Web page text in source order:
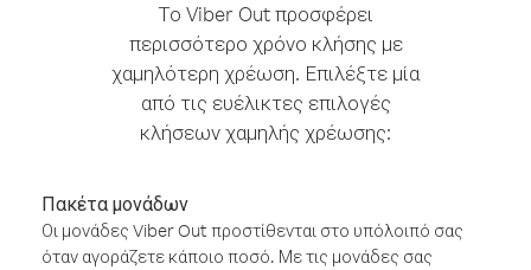
Το Viber Out προσφέρει
περισσότερο χρόνο κλήσης με
χαμηλότερη χρέωση. Επιλέξτε μία
από τις ευέλικτες επιλογές
κλήσεων χαμηλής χρέωσης:
Πακέτα μονάδων
Οι μονάδες Viber Out προστίθενται στο υπόλοιπό σας
όταν αγοράζετε κάποιο ποσό. Με τις μονάδες σας